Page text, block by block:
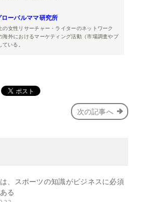
ローバルママ研究所
女性リサーチャー・ライターのネットワーク
海外におけるマーケティング活動（市場調査やプ
いる。
次の記事へ
、スポーツの知識がビジネスに必須
る